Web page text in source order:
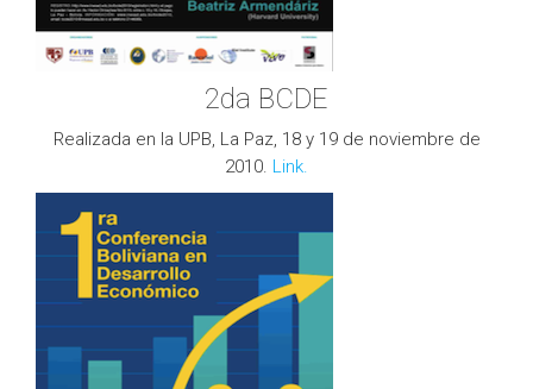
2da BCDE
Realizada en la UPB, La Paz, 18 y 19 de noviembre de
2010. Link.